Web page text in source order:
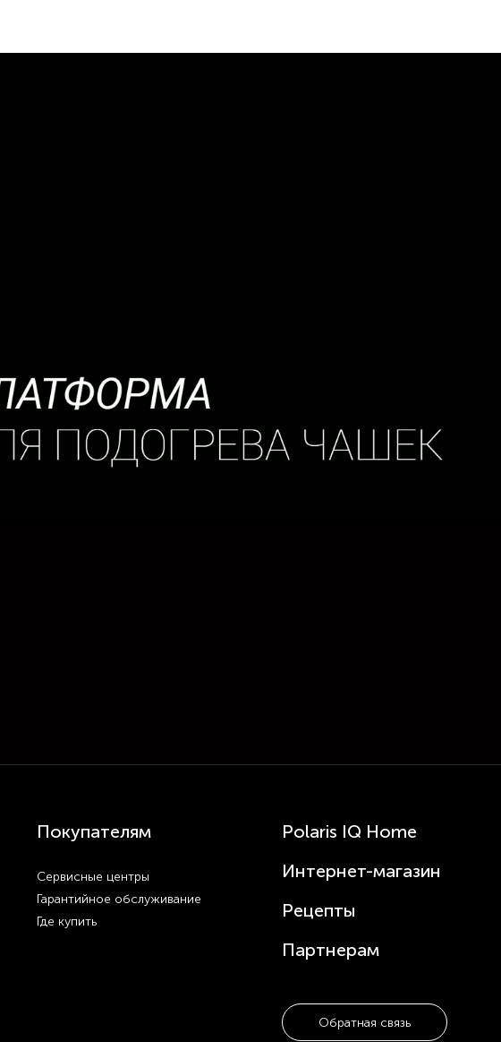
Покупателям
Сервисные центры
Гарантийное обслуживание
Где купить
Polaris IQ Home
Интернет-магазин
Рецепты
Партнерам
Обратная связь